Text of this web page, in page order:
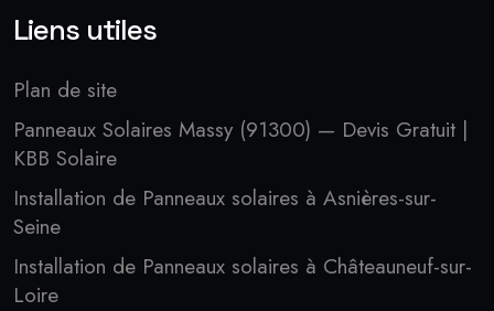
Liens utiles
Plan de site
Panneaux Solaires Massy (91300) — Devis Gratuit |
KBB Solaire
Installation de Panneaux solaires à Asnières-sur-
Seine
Installation de Panneaux solaires à Châteauneuf-sur-
Loire